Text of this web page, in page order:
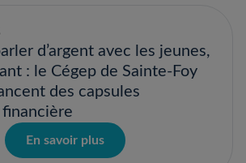
d’argent avec les jeunes,
: le Cégep de Sainte-Foy
des capsules
financière
En savoir plus